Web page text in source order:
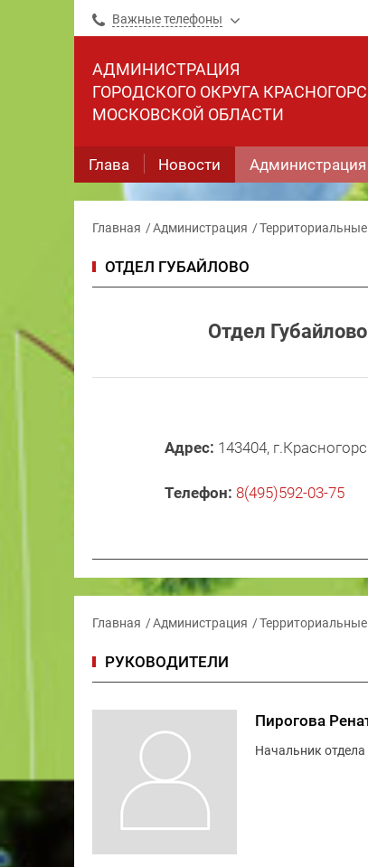
Важные телефоны
АДМИНИСТРАЦИЯ
ГОРОДСКОГО ОКРУГА
МОСКОВСКОЙ ОБЛАСТИ
Глава Новости Администрация
Главная Администрация
ОТДЕЛ ГУБАЙЛОВО
Отдел
Адрес: 143404,
Телефон: 8(495)592-03-75
Главная Администрация
РУКОВОДИТЕЛИ
Пирогова
Начальник